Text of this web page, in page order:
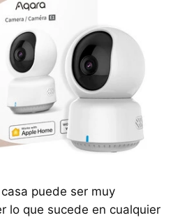
puede ser muy
lo que sucede en cualquier